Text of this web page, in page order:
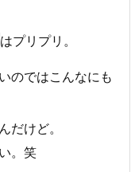
はプリプリ。
のではこんなにも
だけど。
。笑